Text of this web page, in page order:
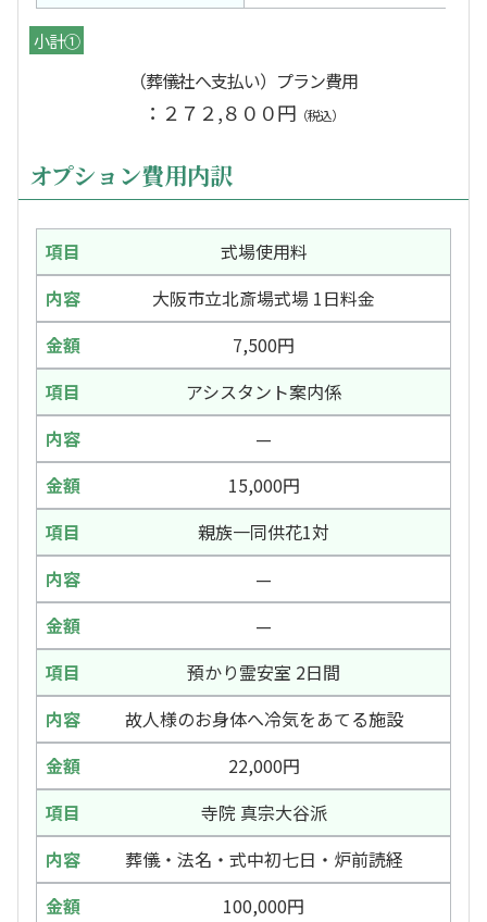
小計①
（葬儀社へ支払い）プラン費用
：２７２,８００円 （税込）
オプション費用内訳
式場使用料
大阪市立北斎場式場 1日料金
7,500円
アシスタント案内係
—
15,000円
親族一同供花1対
—
—
預かり霊安室 2日間
故人様のお身体へ冷気をあてる施設
22,000円
寺院 真宗大谷派
葬儀・法名・式中初七日・炉前読経
100,000円